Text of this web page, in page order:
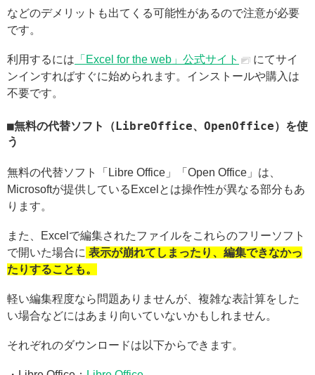
などのデメリットも出てくる可能性があるので注意が必要
です。
利用するには 「Excel for the web」公式サイト
にてサイ
ンインすればすぐに始められます。インストールや購入は
不要です。
無料の代替ソフト（LibreOffice、OpenOffice）を使
う
無料の代替ソフト「Libre Office」「Open Office」は、
Microsoftが提供しているExcelとは操作性が異なる部分もあ
ります。
また、Excelで編集されたファイルをこれらのフリーソフト
で開いた場合に 表示が崩れてしまったり、編集できなかっ
たりすることも。
軽い編集程度なら問題ありませんが、複雑な表計算をした
い場合などにはあまり向いていないかもしれません。
それぞれのダウンロードは以下からできます。